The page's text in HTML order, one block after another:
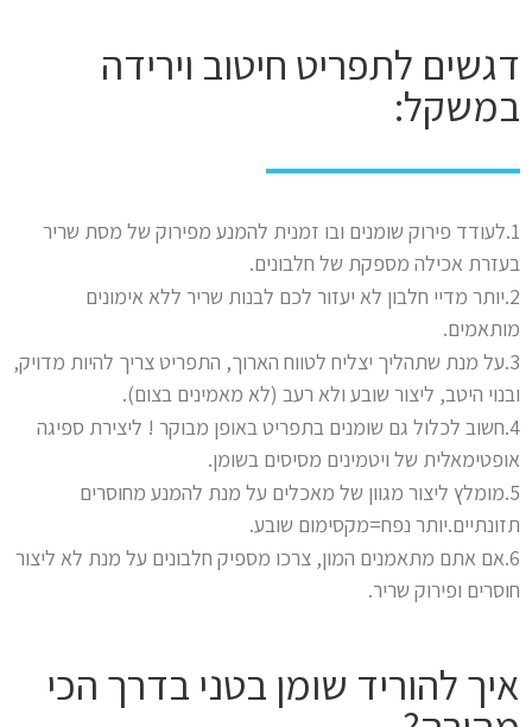
דגשים לתפריט חיטוב וירידה
במשקל:
1.לעודד פירוק שומנים ובו זמנית להמנע מפירוק של מסת שריר
בעזרת אכילה מספקת של חלבונים.
2.יותר מדיי חלבון לא יעזור לכם לבנות שריר ללא אימונים
מותאמים.
3.על מנת שתהליך יצליח לטווח הארוך, התפריט צריך להיות מדויק,
ובנוי היטב, ליצור שובע ולא רעב (לא מאמינים בצום).
4.חשוב לכלול גם שומנים בתפריט באופן מבוקר ! ליצירת ספיגה
אופטימאלית של ויטמינים מסיסים בשומן.
5.מומלץ ליצור מגוון של מאכלים על מנת להמנע מחוסרים
תזונתיים.יותר נפח=מקסימום שובע.
6.אם אתם מתאמנים המון, צרכו מספיק חלבונים על מנת לא ליצור
חוסרים ופירוק שריר.
איך להוריד שומן בטני בדרך הכי